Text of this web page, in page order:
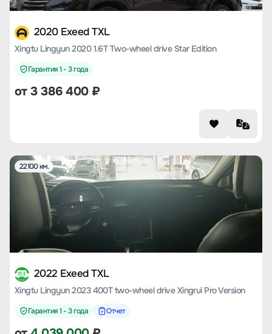
2020 Exeed TXL
Xingtu Lingyun 2020 1.6T Two-wheel drive Star Edition
Гарантия 1 - 3 года
от3 386 400₽
22100 км.
2022 Exeed TXL
Xingtu Lingyun 2023 400T two-wheel drive Xingrui Pro Version
Гарантия 1 - 3 года Отчет